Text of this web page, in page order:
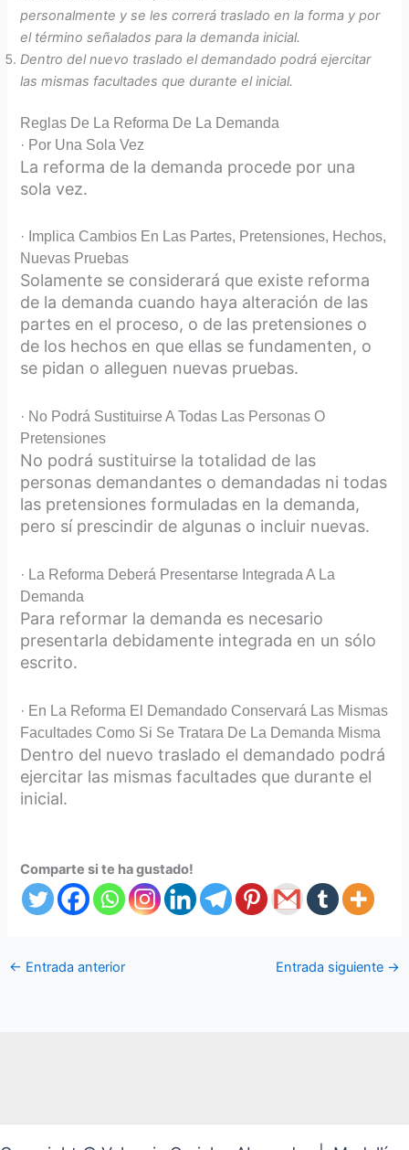
personalmente y se les correrá traslado en la forma y por
el término señalados para la demanda inicial.
Dentro del nuevo traslado el demandado podrá ejercitar
las mismas facultades que durante el inicial.
Reglas De La Reforma De La Demanda
· Por Una Sola Vez
La reforma de la demanda procede por una
sola vez.
· Implica Cambios En Las Partes, Pretensiones, Hechos,
Nuevas Pruebas
Solamente se considerará que existe reforma
de la demanda cuando haya alteración de las
partes en el proceso, o de las pretensiones o
de los hechos en que ellas se fundamenten, o
se pidan o alleguen nuevas pruebas.
· No Podrá Sustituirse A Todas Las Personas O
Pretensiones
No podrá sustituirse la totalidad de las
personas demandantes o demandadas ni todas
las pretensiones formuladas en la demanda,
pero sí prescindir de algunas o incluir nuevas.
· La Reforma Deberá Presentarse Integrada A La
Demanda
Para reformar la demanda es necesario
presentarla debidamente integrada en un sólo
escrito.
· En La Reforma El Demandado Conservará Las Mismas
Facultades Como Si Se Tratara De La Demanda Misma
Dentro del nuevo traslado el demandado podrá
ejercitar las mismas facultades que durante el
inicial.
Comparte si te ha gustado!
← Entrada anterior Entrada siguiente →